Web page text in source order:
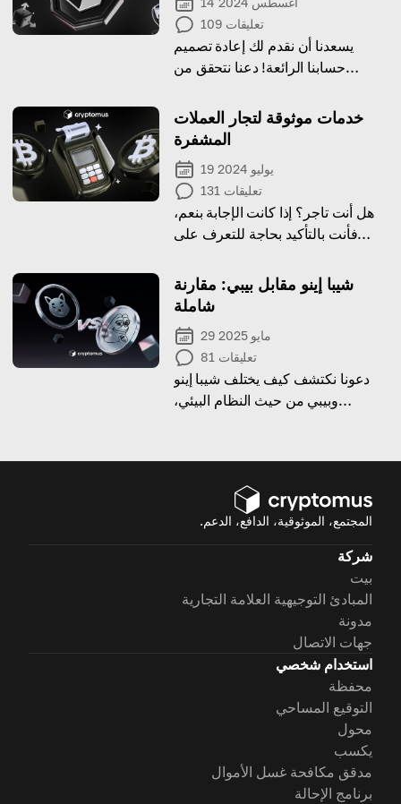
109 تعليقات
يسعدنا أن نقدم لك إعادة تصميم
حسابنا الرائعة! دعنا نتحقق من
خدمات موثوقة لتجار العملات
المشفرة
19 يوليو 2024
131 تعليقات
هل أنت تاجر؟ إذا كانت الإجابة بنعم،
فأنت بالتأكيد بحاجة للتعرف على
شيبا إينو مقابل بيبي: مقارنة
شاملة
29 مايو 2025
81 تعليقات
دعونا نكتشف كيف يختلف شيبا إينو
وبيبي من حيث النظام البيئي،
المجتمع، الموثوقية، الدافع، الدعم.
شركة
بيت
المبادئ التوجيهية العلامة التجارية
مدونة
جهات الاتصال
استخدام شخصي
محفظة
التوقيع المساحي
محول
يكسب
مدقق مكافحة غسل الأموال
برنامج الإحالة